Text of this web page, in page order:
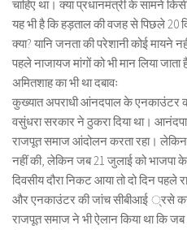
चाहिए था। क्या प्रधानमंत्री के सामने
यह भी है कि हड़ताल की वजह से पिछले 20
क्या? यानि जनता की परेशानी कोई मायने
पहले नाजायज मांगों को भी मान लिया जाता
अमितशाह का भी था दबावः
कुख्यात अपराधी आंनदपाल के एनकाउंटर
वसुंधरा सरकार ने ठुकरा दिया था।
राजपूत समाज आंदोलन करता रहा। लेकिन
नहीं की, लेकिन जब 21 जुलाई को भाजपा के
दिवसीय दौरा निकट आया तो दो दिन पहले
और एनकाउंटर की जांच सीबीआई ्रसे
राजपूत समाज ने भी ऐलान किया था कि